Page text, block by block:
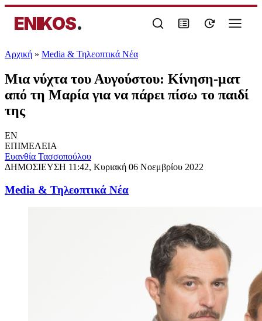
ENIKOS.
Αρχική » Media & Τηλεοπτικά Νέα
Μια νύχτα του Αυγούστου: Κίνηση-ματ
από τη Μαρία για να πάρει πίσω το παιδί
της
EN
ΕΠΙΜΕΛΕΙΑ
Ευανθία Τασσοπούλου
ΔΗΜΟΣΙΕΥΣΗ 11:42, Κυριακή 06 Νοεμβρίου 2022
Media & Τηλεοπτικά Νέα